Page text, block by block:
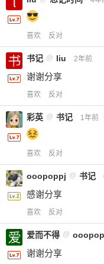
喜欢 反对
书记 @ liu 2年前
谢谢分享
喜欢 反对
彩英 @ 书记 1年前
喜欢 反对
ooopoppj @ 书记
感谢分享
喜欢 反对
爱而不得 @
谢谢分享